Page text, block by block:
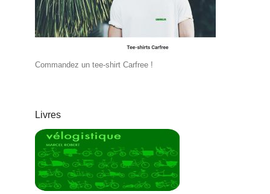
Commandez un tee-shirt Carfree !
Livres